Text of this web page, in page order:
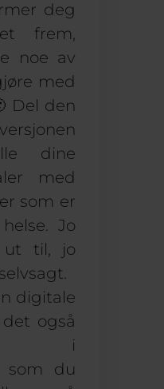
deg
frem,
noe av
med
Del den
dine
med
som er
Jo
ut til, jo
digitale
også
i
som du